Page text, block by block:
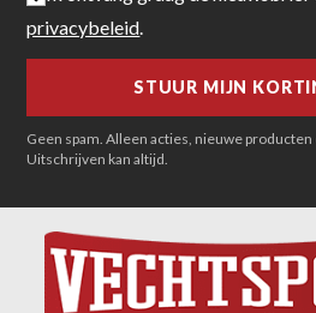
privacybeleid
Geen spam. Alleen acties, nieuwe
Uitschrijven kan altijd.